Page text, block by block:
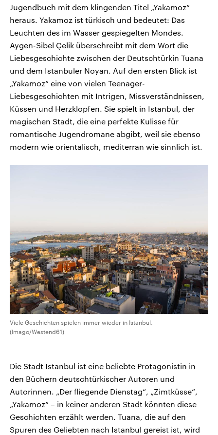
Jugendbuch mit dem klingenden Titel „Yakamoz“
heraus. Yakamoz ist türkisch und bedeutet: Das
Leuchten des im Wasser gespiegelten Mondes.
Aygen-Sibel Çelik überschreibt mit dem Wort die
Liebesgeschichte zwischen der Deutschtürkin Tuana
und dem Istanbuler Noyan. Auf den ersten Blick ist
„Yakamoz“ eine von vielen Teenager-
Liebesgeschichten mit Intrigen, Missverständnissen,
Küssen und Herzklopfen. Sie spielt in Istanbul, der
magischen Stadt, die eine perfekte Kulisse für
romantische Jugendromane abgibt, weil sie ebenso
modern wie orientalisch, mediterran wie sinnlich ist.
Viele Geschichten spielen immer wieder in Istanbul,
(Imago/Westend61)
Die Stadt Istanbul ist eine beliebte Protagonistin in
den Büchern deutschtürkischer Autoren und
Autorinnen. „Der fliegende Dienstag“, „Zimtküsse“,
„Yakamoz“ – in keiner anderen Stadt könnten diese
Geschichten erzählt werden. Tuana, die auf den
Spuren des Geliebten nach Istanbul gereist ist, wird